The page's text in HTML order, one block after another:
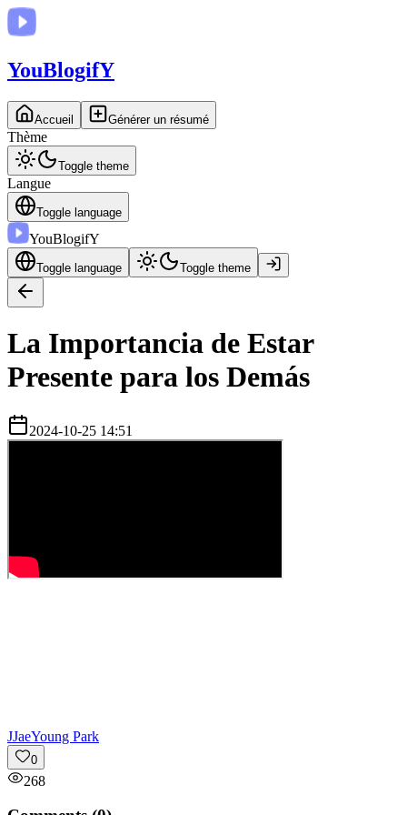
YouBlogifY
Accueil Générer un résumé
Thème
Toggle theme
Langue
Toggle language
YouBlogifY
Toggle language Toggle theme
La Importancia de Estar
Presente para los Demás
2024-10-25 14:51
JJaeYoung Park
0
268